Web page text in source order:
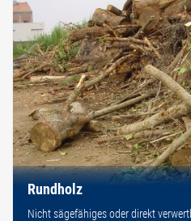
Rundholz
Nicht sägefähiges oder direkt